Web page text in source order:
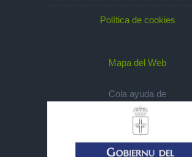
Política de cookies
Mapa del Web
Cola ayuda de